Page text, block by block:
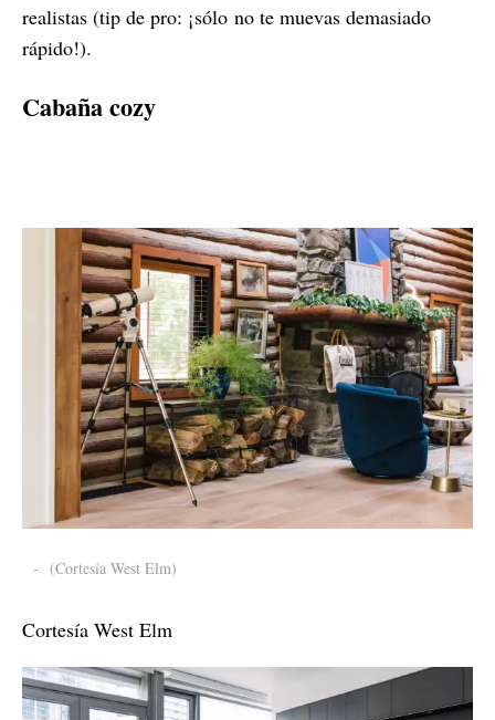
realistas (tip de pro: ¡sólo no te muevas demasiado
rápido!).
Cabaña cozy
- (Cortesía West Elm)
Cortesía West Elm